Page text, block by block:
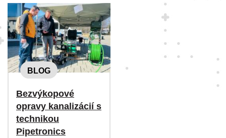
BLOG
Bezvýkopové
opravy kanalizácií s
technikou
Pipetronics